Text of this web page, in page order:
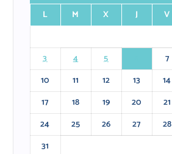
L M X J V
3
4 5 7
10
11 12 13 14
17
18 19 20 21
24
25 26 27 28
31